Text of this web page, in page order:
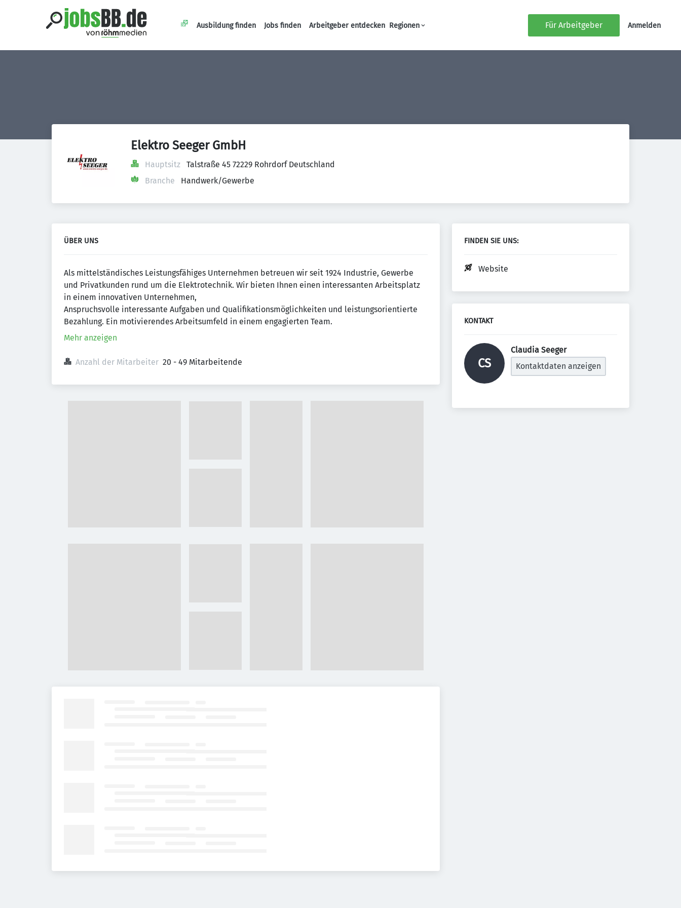
Haupt-Navigation
Ausbildung finden Jobs finden Arbeitgeber entdecken Regionen Für Arbeitgeber Anmelden
Elektro Seeger GmbH
Hauptsitz
Talstraße 45 72229 Rohrdorf Deutschland
Branche
Handwerk/Gewerbe
ÜBER UNS
Als mittelständisches Leistungsfähiges Unternehmen betreuen wir seit 1924 Industrie, Gewerbe
und Privatkunden rund um die Elektrotechnik. Wir bieten Ihnen einen interessanten Arbeitsplatz
in einem innovativen Unternehmen,
Anspruchsvolle interessante Aufgaben und Qualifikationsmöglichkeiten und leistungsorientierte
Bezahlung. Ein motivierendes Arbeitsumfeld in einem engagierten Team.
Mehr anzeigen
Anzahl der Mitarbeiter 20 - 49 Mitarbeitende
FINDEN SIE UNS:
Website
KONTAKT
CS
Claudia Seeger
Kontaktdaten anzeigen